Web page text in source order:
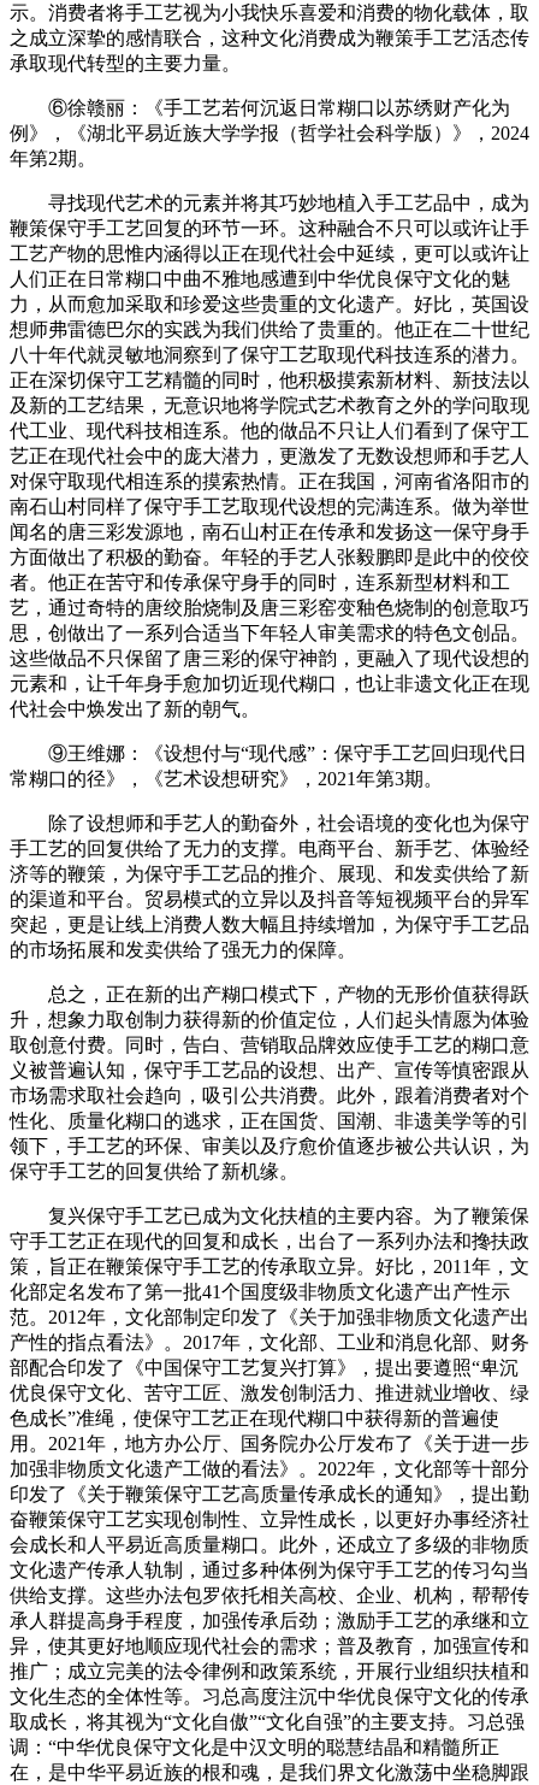
示。消费者将手工艺视为小我快乐喜爱和消费的物化载体，取
之成立深挚的感情联合，这种文化消费成为鞭策手工艺活态传
承取现代转型的主要力量。
⑥徐赣丽：《手工艺若何沉返日常糊口以苏绣财产化为
例》，《湖北平易近族大学学报（哲学社会科学版）》，2024
年第2期。
寻找现代艺术的元素并将其巧妙地植入手工艺品中，成为
鞭策保守手工艺回复的环节一环。这种融合不只可以或许让手
工艺产物的思惟内涵得以正在现代社会中延续，更可以或许让
人们正在日常糊口中曲不雅地感遭到中华优良保守文化的魅
力，从而愈加采取和珍爱这些贵重的文化遗产。好比，英国设
想师弗雷德巴尔的实践为我们供给了贵重的。他正在二十世纪
八十年代就灵敏地洞察到了保守工艺取现代科技连系的潜力。
正在深切保守工艺精髓的同时，他积极摸索新材料、新技法以
及新的工艺结果，无意识地将学院式艺术教育之外的学问取现
代工业、现代科技相连系。他的做品不只让人们看到了保守工
艺正在现代社会中的庞大潜力，更激发了无数设想师和手艺人
对保守取现代相连系的摸索热情。正在我国，河南省洛阳市的
南石山村同样了保守手工艺取现代设想的完满连系。做为举世
闻名的唐三彩发源地，南石山村正在传承和发扬这一保守身手
方面做出了积极的勤奋。年轻的手艺人张毅鹏即是此中的佼佼
者。他正在苦守和传承保守身手的同时，连系新型材料和工
艺，通过奇特的唐绞胎烧制及唐三彩窑变釉色烧制的创意取巧
思，创做出了一系列合适当下年轻人审美需求的特色文创品。
这些做品不只保留了唐三彩的保守神韵，更融入了现代设想的
元素和，让千年身手愈加切近现代糊口，也让非遗文化正在现
代社会中焕发出了新的朝气。
⑨王维娜：《设想付与“现代感”：保守手工艺回归现代日
常糊口的径》，《艺术设想研究》，2021年第3期。
除了设想师和手艺人的勤奋外，社会语境的变化也为保守
手工艺的回复供给了无力的支撑。电商平台、新手艺、体验经
济等的鞭策，为保守手工艺品的推介、展现、和发卖供给了新
的渠道和平台。贸易模式的立异以及抖音等短视频平台的异军
突起，更是让线上消费人数大幅且持续增加，为保守手工艺品
的市场拓展和发卖供给了强无力的保障。
总之，正在新的出产糊口模式下，产物的无形价值获得跃
升，想象力取创制力获得新的价值定位，人们起头情愿为体验
取创意付费。同时，告白、营销取品牌效应使手工艺的糊口意
义被普遍认知，保守手工艺品的设想、出产、宣传等慎密跟从
市场需求取社会趋向，吸引公共消费。此外，跟着消费者对个
性化、质量化糊口的逃求，正在国货、国潮、非遗美学等的引
领下，手工艺的环保、审美以及疗愈价值逐步被公共认识，为
保守手工艺的回复供给了新机缘。
复兴保守手工艺已成为文化扶植的主要内容。为了鞭策保
守手工艺正在现代的回复和成长，出台了一系列办法和搀扶政
策，旨正在鞭策保守手工艺的传承取立异。好比，2011年，文
化部定名发布了第一批41个国度级非物质文化遗产出产性示
范。2012年，文化部制定印发了《关于加强非物质文化遗产出
产性的指点看法》。2017年，文化部、工业和消息化部、财务
部配合印发了《中国保守工艺复兴打算》，提出要遵照“卑沉
优良保守文化、苦守工匠、激发创制活力、推进就业增收、绿
色成长”准绳，使保守工艺正在现代糊口中获得新的普遍使
用。2021年，地方办公厅、国务院办公厅发布了《关于进一步
加强非物质文化遗产工做的看法》。2022年，文化部等十部分
印发了《关于鞭策保守工艺高质量传承成长的通知》，提出勤
奋鞭策保守工艺实现创制性、立异性成长，以更好办事经济社
会成长和人平易近高质量糊口。此外，还成立了多级的非物质
文化遗产传承人轨制，通过多种体例为保守手工艺的传习勾当
供给支撑。这些办法包罗依托相关高校、企业、机构，帮帮传
承人群提高身手程度，加强传承后劲；激励手工艺的承继和立
异，使其更好地顺应现代社会的需求；普及教育，加强宣传和
推广；成立完美的法令律例和政策系统，开展行业组织扶植和
文化生态的全体性等。习总高度注沉中华优良保守文化的传承
取成长，将其视为“文化自傲”“文化自强”的主要支持。习总强
调：“中华优良保守文化是中汉文明的聪慧结晶和精髓所正
在，是中华平易近族的根和魂，是我们界文化激荡中坐稳脚跟